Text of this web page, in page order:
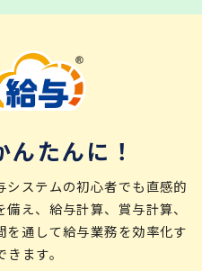
たんに！
ステムの初心者でも直感的
え、給与計算、賞与計算、
通して給与業務を効率化す
ます。